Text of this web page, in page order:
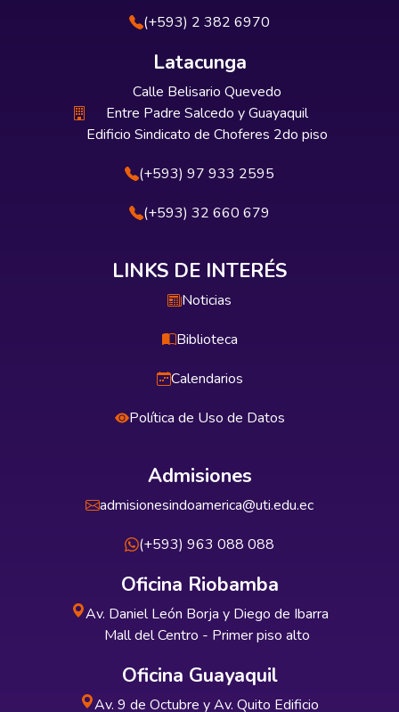
(+593) 2 382 6970
Latacunga
Calle Belisario Quevedo
Entre Padre Salcedo y Guayaquil
Edificio Sindicato de Choferes 2do piso
(+593) 97 933 2595
(+593) 32 660 679
LINKS DE INTERÉS
Noticias
Biblioteca
Calendarios
Política de Uso de Datos
Admisiones
admisionesindoamerica@uti.edu.ec
(+593) 963 088 088
Oficina Riobamba
Av. Daniel León Borja y Diego de Ibarra
Mall del Centro - Primer piso alto
Oficina Guayaquil
Av. 9 de Octubre y Av. Quito Edificio